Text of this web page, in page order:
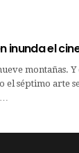
inunda el
montañas. Y
el séptimo arte